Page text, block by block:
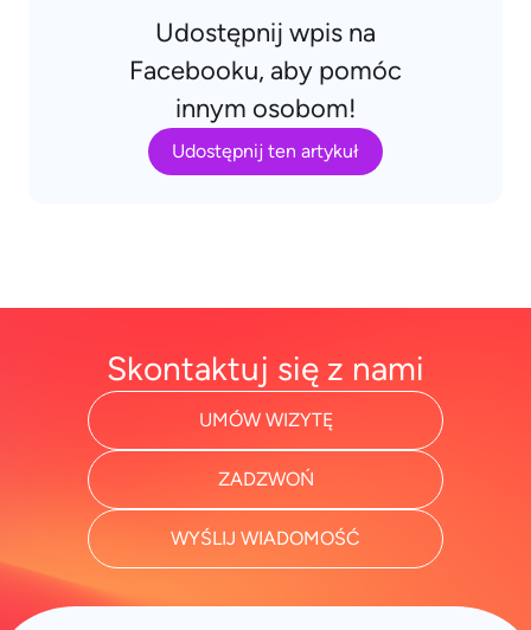
Udostępnij wpis na
Facebooku, aby pomóc
innym osobom!
Udostępnij ten artykuł
Skontaktuj się z nami
UMÓW WIZYTĘ
ZADZWOŃ
WYŚLIJ WIADOMOŚĆ